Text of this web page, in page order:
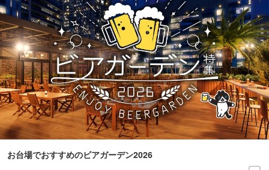
お台場でおすすめのビアガーデン2026